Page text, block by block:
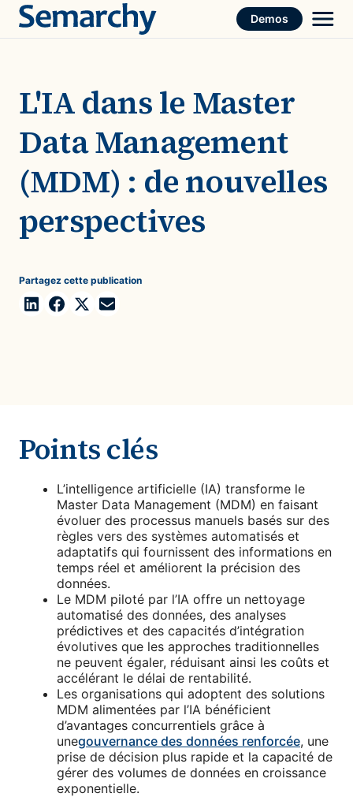
Skip
Demos
L'IA dans le Master
Data Management
(MDM) : de nouvelles
perspectives
Partagez cette publication
Points clés
L’intelligence artificielle (IA) transforme le
Master Data Management (MDM) en faisant
évoluer des processus manuels basés sur des
règles vers des systèmes automatisés et
adaptatifs qui fournissent des informations en
temps réel et améliorent la précision des
données.
Le MDM piloté par l’IA offre un nettoyage
automatisé des données, des analyses
prédictives et des capacités d’intégration
évolutives que les approches traditionnelles
ne peuvent égaler, réduisant ainsi les coûts et
accélérant le délai de rentabilité.
Les organisations qui adoptent des solutions
MDM alimentées par l’IA bénéficient
d’avantages concurrentiels grâce à
unegouvernance des données renforcée, une
prise de décision plus rapide et la capacité de
gérer des volumes de données en croissance
exponentielle.